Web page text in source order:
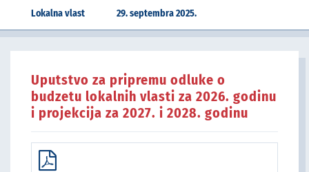
Lokalna vlast 29. septembra 2025.
Uputstvo za pripremu odluke o
budzetu lokalnih vlasti za 2026. godinu
i projekcija za 2027. i 2028. godinu